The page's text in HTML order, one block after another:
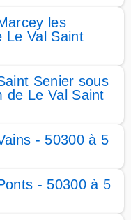
les
Le Val Saint
Senier sous
de Le Val Saint
- 50300 à 5
- 50300 à 5